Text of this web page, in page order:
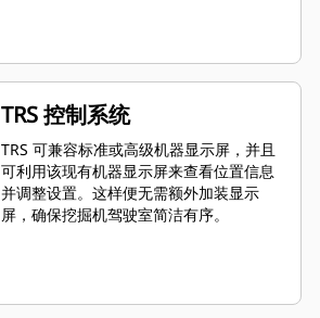
TRS 控制系统
TRS 可兼容标准或高级机器显示屏，并且
可利用该现有机器显示屏来查看位置信息
并调整设置。这样便无需额外加装显示
屏，确保挖掘机驾驶室简洁有序。